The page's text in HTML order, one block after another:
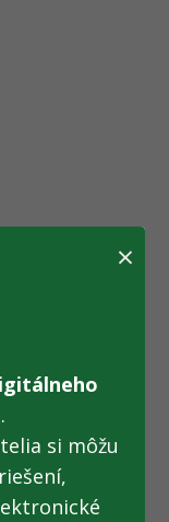
čase od 18:00
údržba
×
si môžu